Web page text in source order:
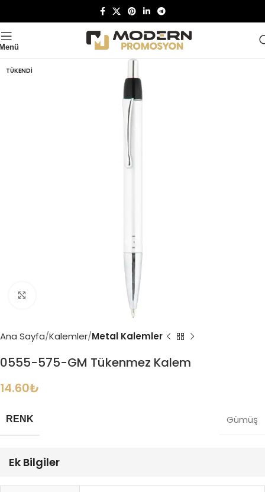
TÜKENDI
Büyütmek için tıklayın
Ana Sayfa Kalemler Metal Kalemler
0555-575-GM Tükenmez Kalem
14.60₺
RENK Gümüş
Ek Bilgiler